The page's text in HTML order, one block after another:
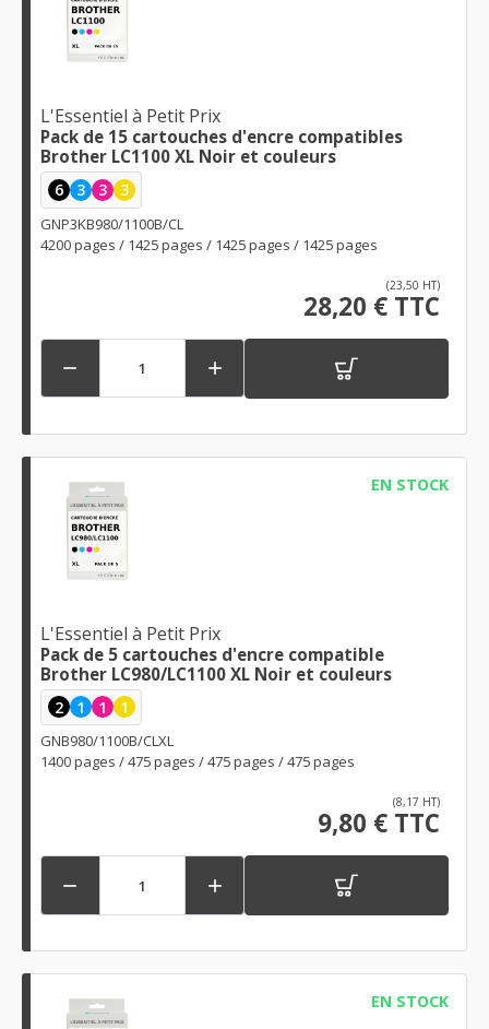
L'Essentiel à Petit Prix
Pack de 15 cartouches d'encre compatibles
Brother LC1100 XL Noir et couleurs
6 3 3 3
GNP3KB980/1100B/CL
4200 pages / 1425 pages / 1425 pages / 1425 pages
(23,50 HT)
28,20 € TTC
 
EN STOCK
L'Essentiel à Petit Prix
Pack de 5 cartouches d'encre compatible
Brother LC980/LC1100 XL Noir et couleurs
2 1 1 1
GNB980/1100B/CLXL
1400 pages / 475 pages / 475 pages / 475 pages
(8,17 HT)
9,80 € TTC
 
EN STOCK